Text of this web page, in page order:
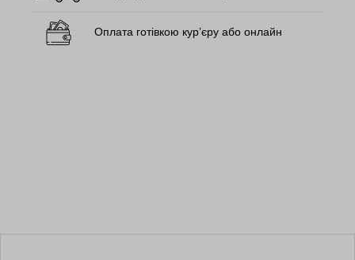
Оплата готівкою кур’єру або онлайн